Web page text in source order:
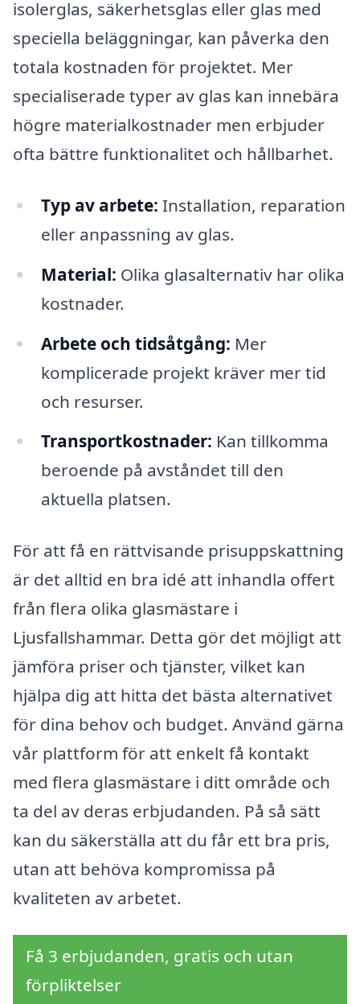
isolerglas, säkerhetsglas eller glas med
speciella beläggningar, kan påverka den
totala kostnaden för projektet. Mer
specialiserade typer av glas kan innebära
högre materialkostnader men erbjuder
ofta bättre funktionalitet och hållbarhet.
Typ av arbete: Installation, reparation
eller anpassning av glas.
Material: Olika glasalternativ har olika
kostnader.
Arbete och tidsåtgång: Mer
komplicerade projekt kräver mer tid
och resurser.
Transportkostnader: Kan tillkomma
beroende på avståndet till den
aktuella platsen.
För att få en rättvisande prisuppskattning
är det alltid en bra idé att inhandla offert
från flera olika glasmästare i
Ljusfallshammar. Detta gör det möjligt att
jämföra priser och tjänster, vilket kan
hjälpa dig att hitta det bästa alternativet
för dina behov och budget. Använd gärna
vår plattform för att enkelt få kontakt
med flera glasmästare i ditt område och
ta del av deras erbjudanden. På så sätt
kan du säkerställa att du får ett bra pris,
utan att behöva kompromissa på
kvaliteten av arbetet.
Få 3 erbjudanden, gratis och utan
förpliktelser